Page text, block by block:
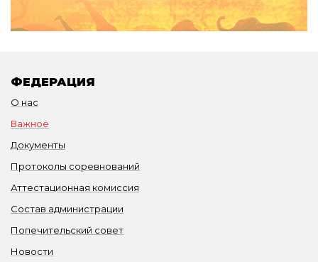
ФЕДЕРАЦИЯ
О нас
Важное
Документы
Протоколы соревнований
Аттестационная комиссия
Состав администрации
Попечительский совет
Новости